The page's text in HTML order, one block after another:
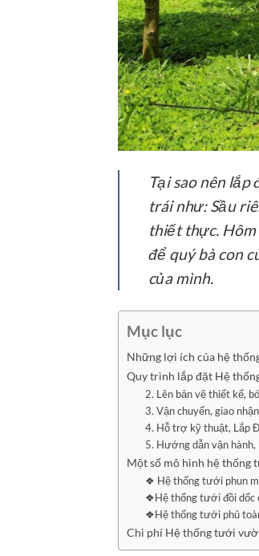
Tại sao nên
trái như: Sầu
thiết thực. Hôm
để quý bà con
của mình.
Mục lục
Những lợi ích của hệ
Quy trình lắp đặt Hệ
2. Lên bản vẽ thiết kế,
3. Vận chuyển, giao
4. Hỗ trợ kỹ thuật, Lắp
5. Hướng dẫn vận
Một số mô hình hệ thống
❖ Hệ thống tưới phun
❖Hệ thống tưới đồi dốc
❖Hệ thống tưới phủ
Chi phí Hệ thống tưới